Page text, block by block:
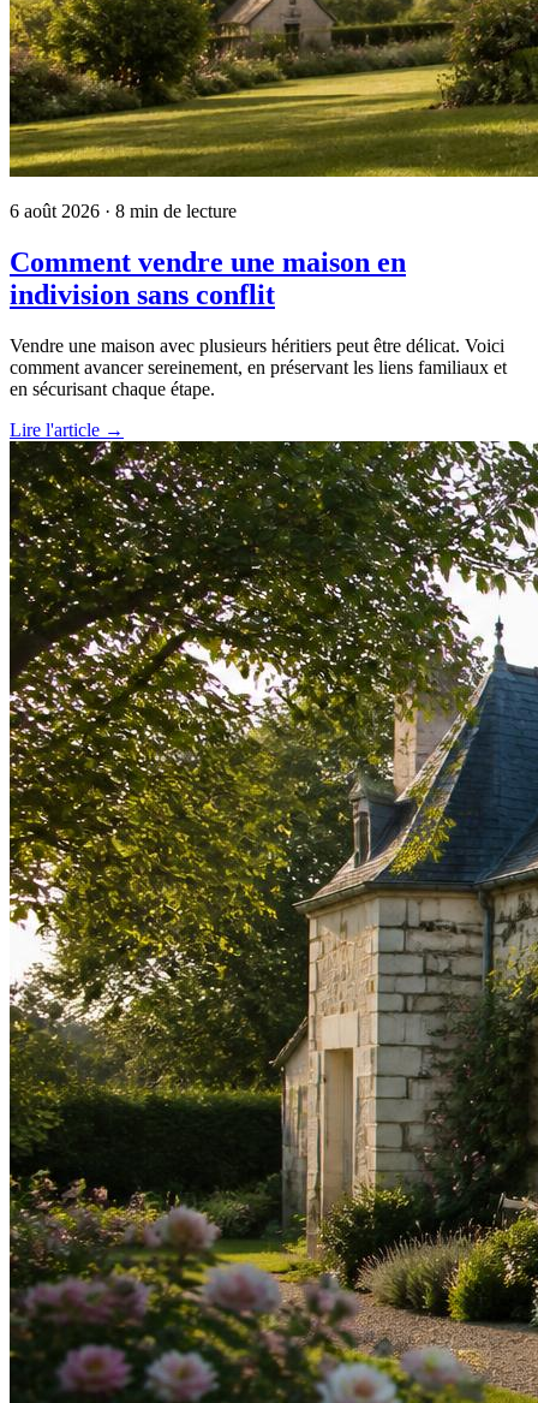
6 août 2026 · 8 min de lecture
Comment vendre une maison en
indivision sans conflit
Vendre une maison avec plusieurs héritiers peut être délicat. Voici
comment avancer sereinement, en préservant les liens familiaux et
en sécurisant chaque étape.
Lire l'article →